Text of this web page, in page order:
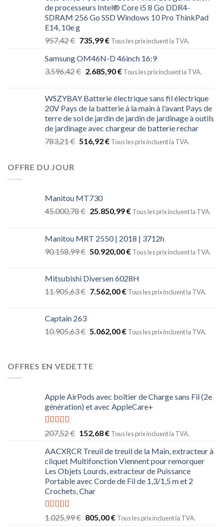
de processeurs Intel® Core i5 8 Go DDR4-
SDRAM 256 Go SSD Windows 10 Pro ThinkPad
E14, 10e g
957,42€ 735,99€ Tous les prix incluent la TVA.
Samsung OM46N-D 46inch 16:9
3.596,42€ 2.685,90€ Tous les prix incluent la TVA.
WSZYBAY Batterie électrique sans fil électrique
20V Pays de la batterie à la main à l'avant Pays de
terre de sol de jardin de jardin de jardinage à outils
de jardinage avec chargeur de batterie rechar
783,21€ 516,92€ Tous les prix incluent la TVA.
OFFRE DU JOUR
Manitou MT730
45.000,78€ 25.850,99€ Tous les prix incluent la TVA.
Manitou MRT 2550 | 2018 | 3712h
90.158,99€ 50.920,00€ Tous les prix incluent la TVA.
Mitsubishi Diversen 6028H
11.905,63€ 7.562,00€ Tous les prix incluent la TVA.
Captain 263
10.905,63€ 5.062,00€ Tous les prix incluent la TVA.
OFFRES EN VEDETTE
Apple AirPods avec boîtier de Charge sans Fil (2e
génération) et avec AppleCare+
Note5.00
sur 5
207,52€ 152,68€ Tous les prix incluent la TVA.
AACXRCR Treuil de treuil de la Main, extracteur à
cliquet Multifonction Viennent pour remorquer
Les Objets Lourds, extracteur de Puissance
Portable avec Corde de Fil de 1,3/1,5 m et 2
Crochets, Char
Note5.00
1.025,99€ 805,00€ Tous les prix incluent la TVA.